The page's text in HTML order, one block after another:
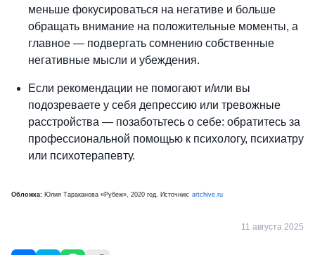
меньше фокусироваться на негативе и больше
обращать внимание на положительные моменты, а
главное — подвергать сомнению собственные
негативные мысли и убеждения.
Если рекомендации не помогают и/или вы
подозреваете у себя депрессию или тревожные
расстройства — позаботьтесь о себе: обратитесь за
профессиональной помощью к психологу, психиатру
или психотерапевту.
Обложка: Юлия Тараканова «Рубеж», 2020 год. Источник: artchive.ru
11 августа 2025